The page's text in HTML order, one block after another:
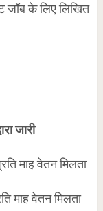
जॉब के लिए लिखित
जारी
माह वेतन मिलता
माह वेतन मिलता